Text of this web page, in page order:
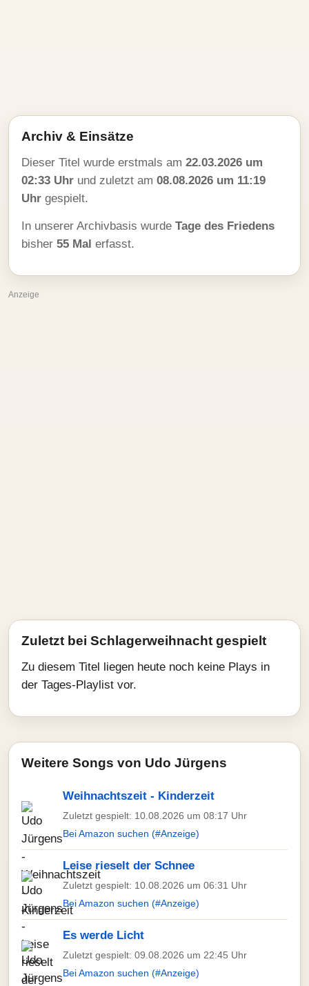
Archiv & Einsätze
Dieser Titel wurde erstmals am 22.03.2026 um
02:33 Uhr und zuletzt am 08.08.2026 um 11:19
Uhr gespielt.
In unserer Archivbasis wurde Tage des Friedens
bisher 55 Mal erfasst.
Anzeige
Zuletzt bei Schlagerweihnacht gespielt
Zu diesem Titel liegen heute noch keine Plays in
der Tages-Playlist vor.
Weitere Songs von Udo Jürgens
Weihnachtszeit - Kinderzeit
Zuletzt gespielt: 10.08.2026 um 08:17 Uhr
Bei Amazon suchen (#Anzeige)
Leise rieselt der Schnee
Zuletzt gespielt: 10.08.2026 um 06:31 Uhr
Bei Amazon suchen (#Anzeige)
Es werde Licht
Zuletzt gespielt: 09.08.2026 um 22:45 Uhr
Bei Amazon suchen (#Anzeige)